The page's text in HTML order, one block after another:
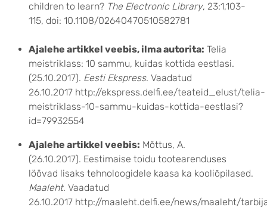
children to learn? The Electronic Library, 23:1,103-
115, doi: 10.1108/02640470510582781
Ajalehe artikkel veebis, ilma autorita: Telia
meistriklass: 10 sammu, kuidas kottida eestlasi.
(25.10.2017). Eesti Ekspress. Vaadatud
26.10.2017 http://ekspress.delfi.ee/teateid_elust/telia-
meistriklass-10-sammu-kuidas-kottida-eestlasi?
id=79932554
Ajalehe artikkel veebis: Mõttus, A.
(26.10.2017). Eestimaise toidu tootearenduses
löövad lisaks tehnoloogidele kaasa ka kooliõpilased.
Maaleht. Vaadatud
26.10.2017 http://maaleht.delfi.ee/news/maaleht/